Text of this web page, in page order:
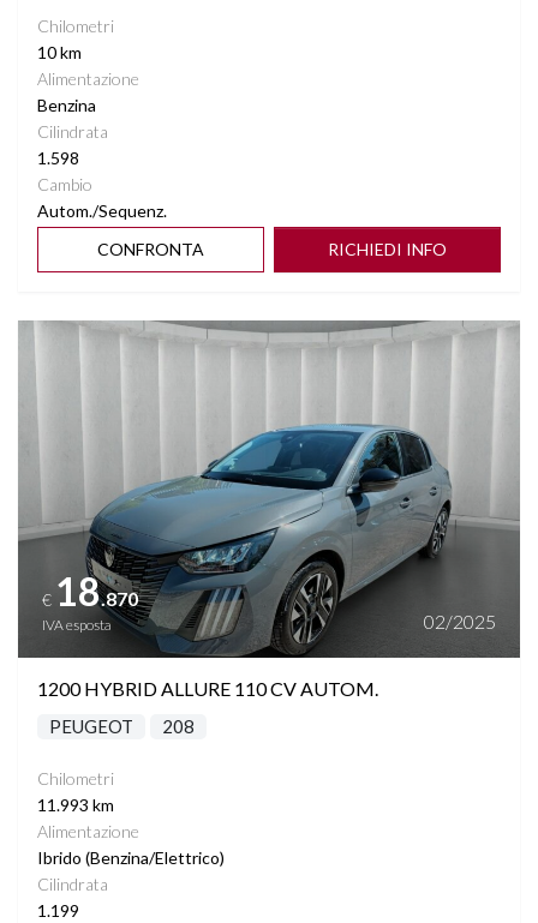
Chilometri
10 km
Alimentazione
Benzina
Cilindrata
1.598
Cambio
Autom./Sequenz.
CONFRONTA
RICHIEDI INFO
Vedi dettagli
€ 18.870
IVA esposta 02/2025
1200 HYBRID ALLURE 110 CV AUTOM.
PEUGEOT 208
Chilometri
11.993 km
Alimentazione
Ibrido (Benzina/Elettrico)
Cilindrata
1.199